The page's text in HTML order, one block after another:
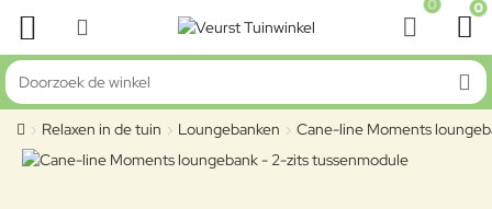
0 0
Doorzoek de winkel
home
Relaxen in de tuin Loungebanken Cane-line Moments